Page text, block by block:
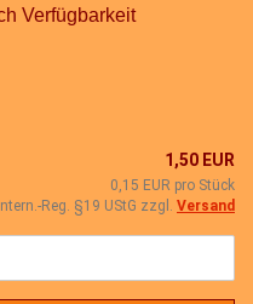
Verfügbarkeit
1,50 EUR
0,15 EUR pro Stück
Reg. §19 UStG zzgl. Versand